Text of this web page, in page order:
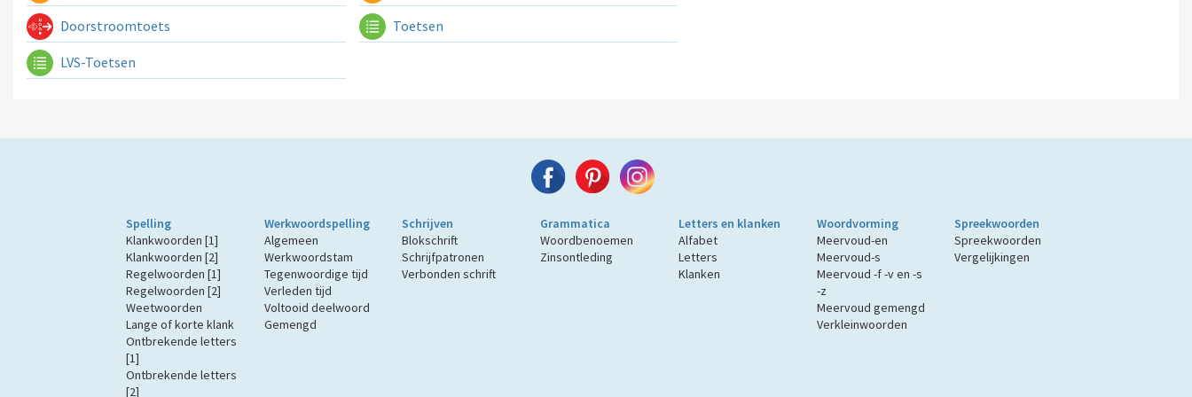
Doorstroomtoets Toetsen
LVS-Toetsen
Spelling
Klankwoorden [1]
Klankwoorden [2]
Regelwoorden [1]
Regelwoorden [2]
Weetwoorden
Lange of korte klank
Ontbrekende letters
[1]
Ontbrekende letters
[2]
Werkwoordspelling
Algemeen
Werkwoordstam
Tegenwoordige tijd
Verleden tijd
Voltooid deelwoord
Gemengd
Schrijven
Blokschrift
Schrijfpatronen
Verbonden schrift
Grammatica
Woordbenoemen
Zinsontleding
Letters en klanken
Alfabet
Letters
Klanken
Woordvorming
Meervoud-en
Meervoud-s
Meervoud -f -v en -s
-z
Meervoud gemengd
Verkleinwoorden
Spreekwoorden
Spreekwoorden
Vergelijkingen